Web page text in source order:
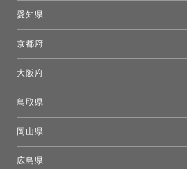
愛知県
京都府
大阪府
鳥取県
岡山県
広島県